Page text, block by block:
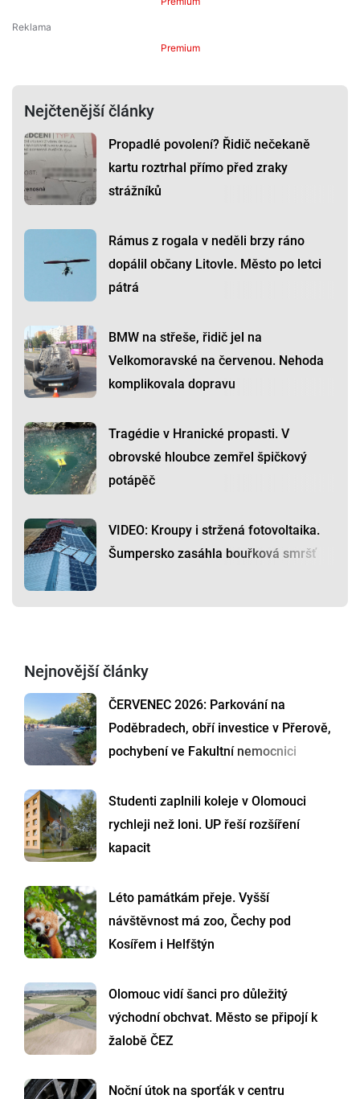
Premium
Nejčtenější články
Propadlé povolení? Řidič nečekaně
kartu roztrhal přímo před zraky
strážníků
Rámus z rogala v neděli brzy ráno
dopálil občany Litovle. Město po letci
pátrá
BMW na střeše, řidič jel na
Velkomoravské na červenou. Nehoda
komplikovala dopravu
Tragédie v Hranické propasti. V
obrovské hloubce zemřel špičkový
potápěč
VIDEO: Kroupy i stržená fotovoltaika.
Šumpersko zasáhla bouřková smršť
Nejnovější články
ČERVENEC 2026: Parkování na
Poděbradech, obří investice v Přerově,
pochybení ve Fakultní nemocnici
Studenti zaplnili koleje v Olomouci
rychleji než loni. UP řeší rozšíření
kapacit
Léto památkám přeje. Vyšší
návštěvnost má zoo, Čechy pod
Kosířem i Helfštýn
Olomouc vidí šanci pro důležitý
východní obchvat. Město se připojí k
žalobě ČEZ
Noční útok na sporťák v centru